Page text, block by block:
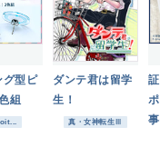
グ型ピ
組
ダンテ君は留学
生！
真・女神転生Ⅲ